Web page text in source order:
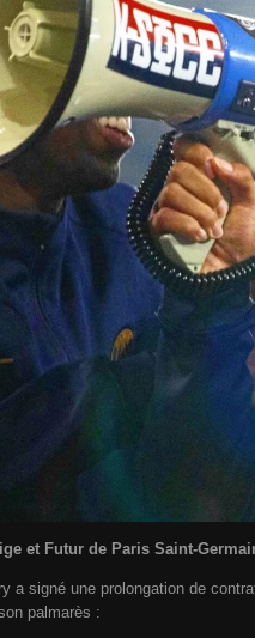
et Futur de Paris Saint-
a signé une prolongation de
palmarès :